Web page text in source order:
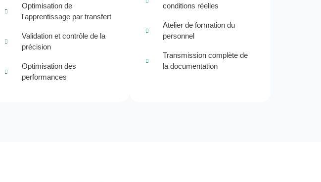
Optimisation de
l'apprentissage par transfert
Validation et contrôle de la
précision
Optimisation des
performances
conditions réelles
Atelier de formation du
personnel
Transmission complète de
la documentation